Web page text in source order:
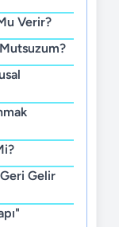
Verir?
Gelir